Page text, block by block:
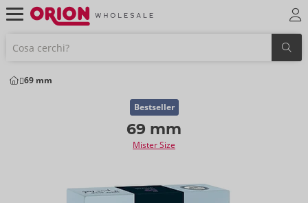
69 mm
Bestseller
69 mm
Mister Size